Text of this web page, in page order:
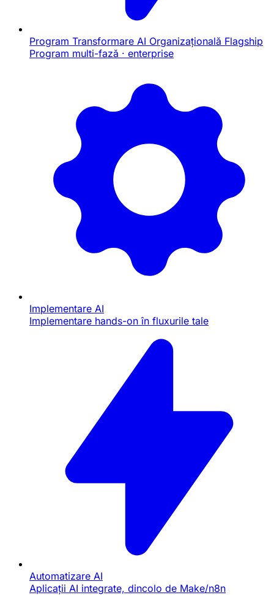
Program Transformare AI Organizațională Flagship
Program multi-fază · enterprise
Implementare AI
Implementare hands-on în fluxurile tale
Automatizare AI
Aplicații AI integrate, dincolo de Make/n8n